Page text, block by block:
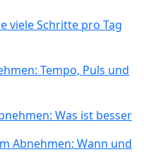
viele Schritte pro Tag
Tempo, Puls und
Was ist besser
Abnehmen: Wann und